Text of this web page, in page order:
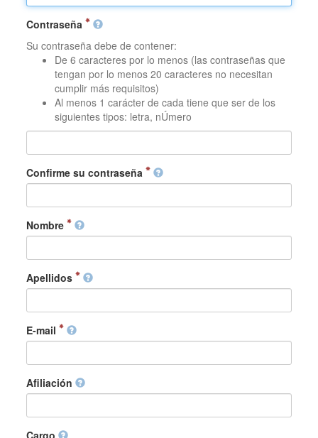
Contraseña
Su contraseña debe de contener:
De 6 caracteres por lo menos (las contraseñas que
tengan por lo menos 20 caracteres no necesitan
cumplir más requisitos)
Al menos 1 carácter de cada tiene que ser de los
siguientes tipos: letra, nÚmero
Confirme su contraseña
Nombre
Apellidos
E-mail
Afiliación
Cargo